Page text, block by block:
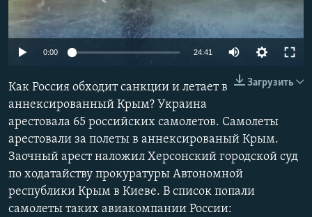
ПОБЕДИТЕЛЕЙ НЕ СУДЯТ?
КРЫМ.НЕПОКОРЕННЫЙ
УКРАИНСКАЯ ПРОБЛЕМА КРЫМА
ПРИСОЕДИНЯЙТЕСЬ!
Все сайты RFE/RL
0:00 24:41
240p
480p
720p
1080p
Загрузить
Как Россия обходит санкции и летает в
аннексированный Крым? Украина
арестовала 65 российских самолетов. Самолеты
арестовали за полеты в аннексированый Крым.
Заочный арест наложил Херсонский городской суд
по ходатайству прокуратуры Автономной
республики Крым в Киеве. В список попали
самолеты таких авиакомпании России: